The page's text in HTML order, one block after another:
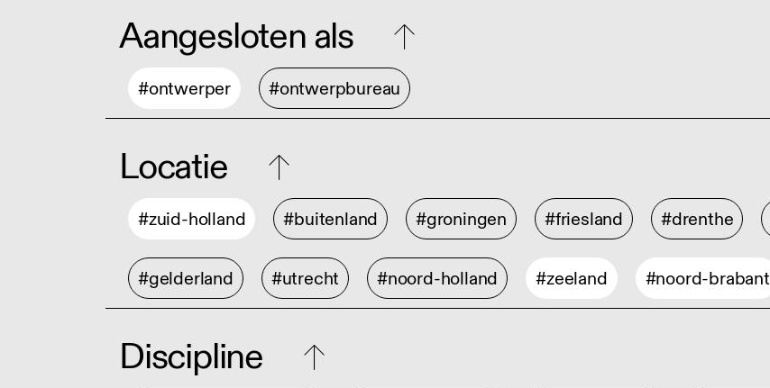
Aangesloten als
#ontwerper #ontwerpbureau
Locatie
#zuid-holland #buitenland #groningen #friesland #drenthe
#gelderland #utrecht #noord-holland #zeeland #noord-brabant
Discipline